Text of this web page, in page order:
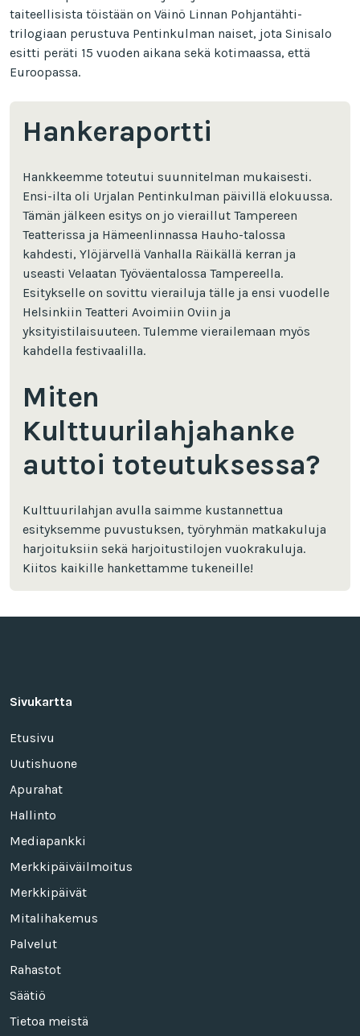
taiteellisista töistään on Väinö Linnan Pohjantähti-
trilogiaan perustuva Pentinkulman naiset, jota Sinisalo
esitti peräti 15 vuoden aikana sekä kotimaassa, että
Euroopassa.
Hankeraportti
Hankkeemme toteutui suunnitelman mukaisesti.
Ensi-ilta oli Urjalan Pentinkulman päivillä elokuussa.
Tämän jälkeen esitys on jo vieraillut Tampereen
Teatterissa ja Hämeenlinnassa Hauho-talossa
kahdesti, Ylöjärvellä Vanhalla Räikällä kerran ja
useasti Velaatan Työväentalossa Tampereella.
Esitykselle on sovittu vierailuja tälle ja ensi vuodelle
Helsinkiin Teatteri Avoimiin Oviin ja
yksityistilaisuuteen. Tulemme vierailemaan myös
kahdella festivaalilla.
Miten
Kulttuurilahjahanke
auttoi toteutuksessa?
Kulttuurilahjan avulla saimme kustannettua
esityksemme puvustuksen, työryhmän matkakuluja
harjoituksiin sekä harjoitustilojen vuokrakuluja.
Kiitos kaikille hankettamme tukeneille!
Sivukartta
Etusivu
Uutishuone
Apurahat
Hallinto
Mediapankki
Merkkipäiväilmoitus
Merkkipäivät
Mitalihakemus
Palvelut
Rahastot
Säätiö
Tietoa meistä